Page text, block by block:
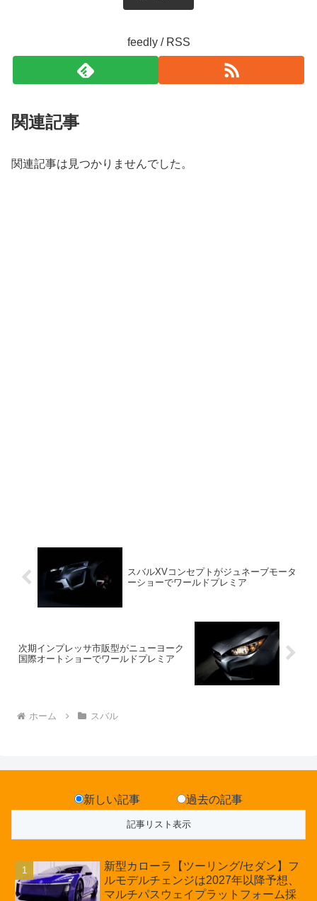
feedly / RSS
関連記事
関連記事は見つかりませんでした。
スバルXVコンセプトがジュネーブモータ
ーショーでワールドプレミア
次期インプレッサ市販型がニューヨーク
国際オートショーでワールドプレミア
ホーム スバル
新しい記事 過去の記事
新型カローラ【ツーリング/セダン】フ
ルモデルチェンジは2027年以降予想、
マルチパスウェイプラットフォーム採